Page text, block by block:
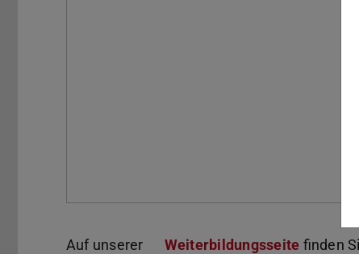
Auf unserer Weiterbildungsseite finden